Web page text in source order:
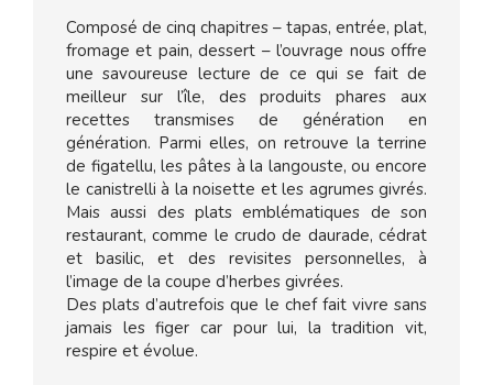
Composé de cinq chapitres – tapas, entrée, plat,
fromage et pain, dessert – l’ouvrage nous offre
une savoureuse lecture de ce qui se fait de
meilleur sur l’île, des produits phares aux
recettes transmises de génération en
génération. Parmi elles, on retrouve la terrine
de figatellu, les pâtes à la langouste, ou encore
le canistrelli à la noisette et les agrumes givrés.
Mais aussi des plats emblématiques de son
restaurant, comme le crudo de daurade, cédrat
et basilic, et des revisites personnelles, à
l’image de la coupe d’herbes givrées.
Des plats d’autrefois que le chef fait vivre sans
jamais les figer car pour lui, la tradition vit,
respire et évolue.